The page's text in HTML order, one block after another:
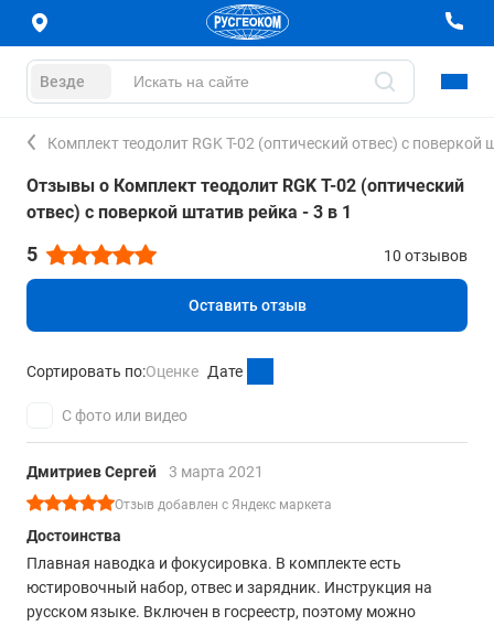
Везде
Комплект теодолит RGK T-02 (оптический отвес) с поверкой
Отзывы о Комплект теодолит RGK T-02 (оптический
отвес) с поверкой штатив рейка - 3 в 1
5 10 отзывов
Оставить отзыв
Сортировать по:Оценке Дате
С фото или видео
Дмитриев Сергей 3 марта 2021
Отзыв добавлен с Яндекс маркета
Достоинства
Плавная наводка и фокусировка. В комплекте есть
юстировочный набор, отвес и зарядник. Инструкция на
русском языке. Включен в госреестр, поэтому можно